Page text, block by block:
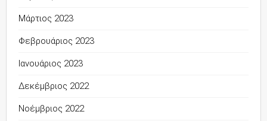
Μάρτιος 2023
Φεβρουάριος 2023
Ιανουάριος 2023
Δεκέμβριος 2022
Νοέμβριος 2022